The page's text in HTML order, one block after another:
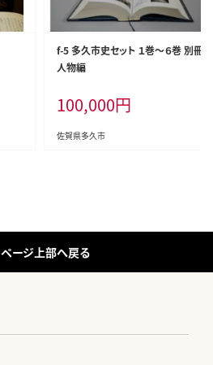
f-5 多久市史セット １巻～６巻 別冊
人物編
100,000円
佐賀県多久市
ページ上部へ戻る